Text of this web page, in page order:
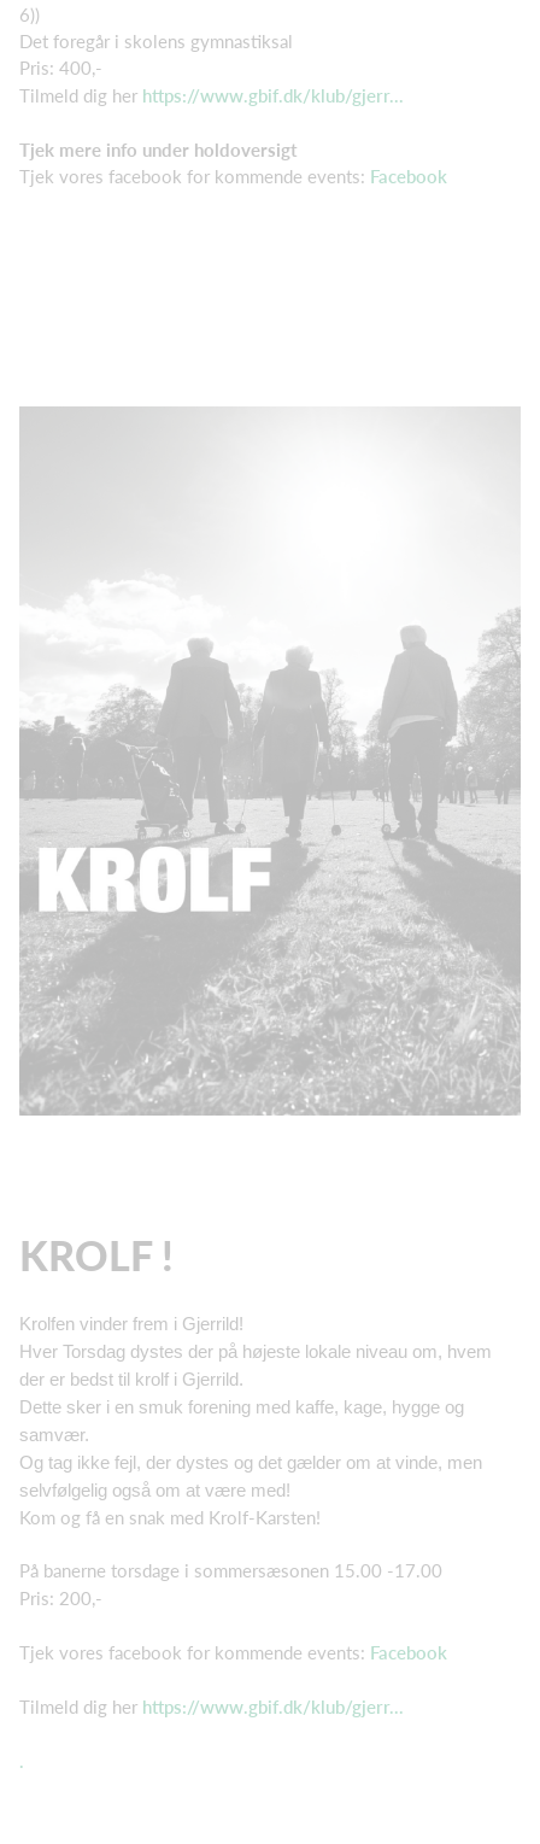
6))
Det foregår i skolens gymnastiksal
Pris: 400,-
Tilmeld dig her https://www.gbif.dk/klub/gjerr...
Tjek mere info under holdoversigt
Tjek vores facebook for kommende events: Facebook
KROLF !
Krolfen vinder frem i Gjerrild!
Hver Torsdag dystes der på højeste lokale niveau om, hvem
der er bedst til krolf i Gjerrild.
Dette sker i en smuk forening med kaffe, kage, hygge og
samvær.
Og tag ikke fejl, der dystes og det gælder om at vinde, men
selvfølgelig også om at være med!
Kom og få en snak med Krolf-Karsten!
På banerne torsdage i sommersæsonen 15.00 -17.00
Pris: 200,-
Tjek vores facebook for kommende events: Facebook
Tilmeld dig her https://www.gbif.dk/klub/gjerr...
.